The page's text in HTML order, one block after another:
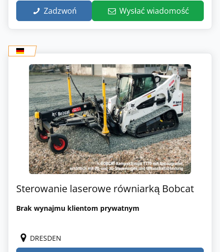
Zadzwoń Wysłać wiadomość
Sterowanie laserowe równiarką Bobcat
Brak wynajmu klientom prywatnym
DRESDEN